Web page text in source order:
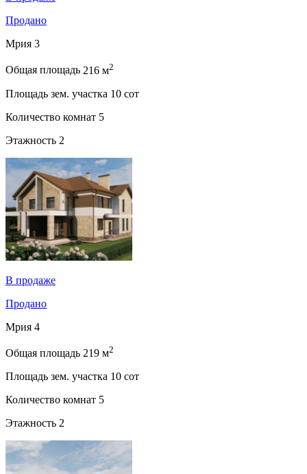
Продано
Мрия 3
Общая площадь 216 м2
Площадь зем. участка 10 сот
Количество комнат 5
Этажность 2
В продаже
Продано
Мрия 4
Общая площадь 219 м2
Площадь зем. участка 10 сот
Количество комнат 5
Этажность 2